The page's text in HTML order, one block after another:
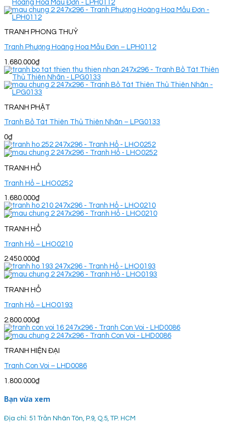
TRANH PHONG THUỶ
Tranh Phượng Hoàng Hoa Mẫu Đơn – LPH0112
1.680.000₫
TRANH PHẬT
Tranh Bồ Tát Thiên Thủ Thiên Nhãn – LPG0133
0₫
TRANH HỔ
Tranh Hổ – LHO0252
1.680.000₫
TRANH HỔ
Tranh Hổ – LHO0210
2.450.000₫
TRANH HỔ
Tranh Hổ – LHO0193
2.800.000₫
TRANH HIỆN ĐẠI
Tranh Con Voi – LHD0086
1.800.000₫
Bạn vừa xem
Địa chỉ: 51 Trần Nhân Tôn, P.9, Q.5, TP. HCM